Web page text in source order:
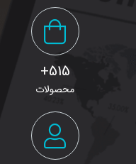
515+
محصولات